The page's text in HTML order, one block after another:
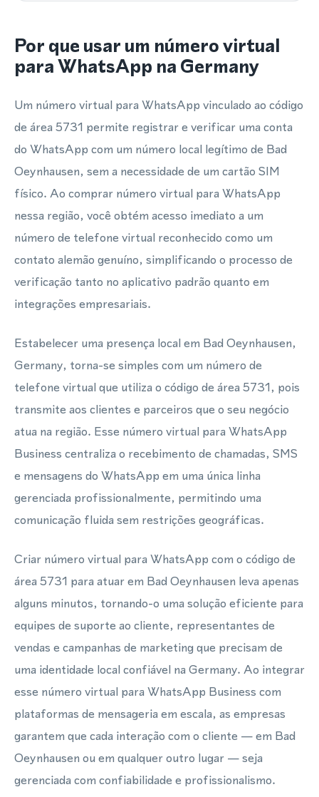
Por que usar um número virtual
para WhatsApp na Germany
Um número virtual para WhatsApp vinculado ao código
de área 5731 permite registrar e verificar uma conta
do WhatsApp com um número local legítimo de Bad
Oeynhausen, sem a necessidade de um cartão SIM
físico. Ao comprar número virtual para WhatsApp
nessa região, você obtém acesso imediato a um
número de telefone virtual reconhecido como um
contato alemão genuíno, simplificando o processo de
verificação tanto no aplicativo padrão quanto em
integrações empresariais.
Estabelecer uma presença local em Bad Oeynhausen,
Germany, torna-se simples com um número de
telefone virtual que utiliza o código de área 5731, pois
transmite aos clientes e parceiros que o seu negócio
atua na região. Esse número virtual para WhatsApp
Business centraliza o recebimento de chamadas, SMS
e mensagens do WhatsApp em uma única linha
gerenciada profissionalmente, permitindo uma
comunicação fluida sem restrições geográficas.
Criar número virtual para WhatsApp com o código de
área 5731 para atuar em Bad Oeynhausen leva apenas
alguns minutos, tornando-o uma solução eficiente para
equipes de suporte ao cliente, representantes de
vendas e campanhas de marketing que precisam de
uma identidade local confiável na Germany. Ao integrar
esse número virtual para WhatsApp Business com
plataformas de mensageria em escala, as empresas
garantem que cada interação com o cliente — em Bad
Oeynhausen ou em qualquer outro lugar — seja
gerenciada com confiabilidade e profissionalismo.